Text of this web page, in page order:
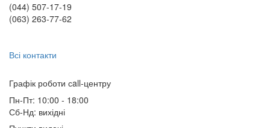
(044) 507-17-19
(063) 263-77-62
Всі контакти
Графік роботи сall-центру
Пн-Пт: 10:00 - 18:00
Сб-Нд: вихідні